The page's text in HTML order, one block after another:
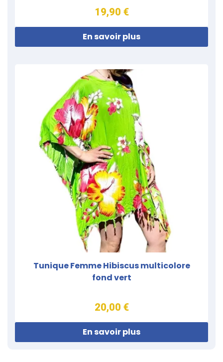
19,90 €
En savoir plus
Tunique Femme Hibiscus multicolore
fond vert
20,00 €
En savoir plus